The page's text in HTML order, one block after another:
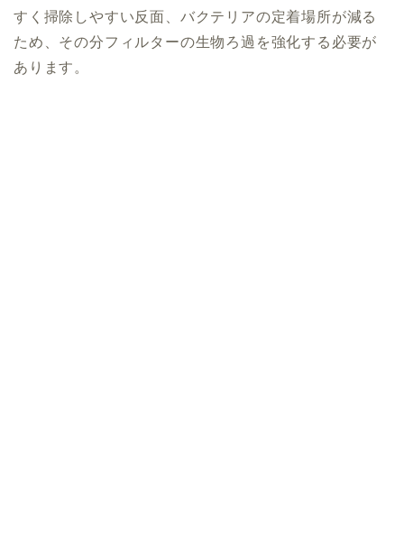
すく掃除しやすい反面、バクテリアの定着場所が減る
ため、その分フィルターの生物ろ過を強化する必要が
あります。